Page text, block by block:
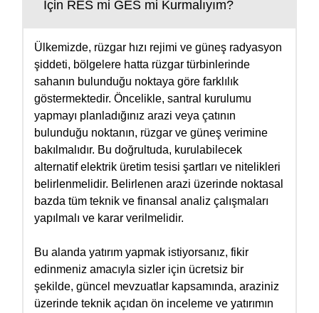
İçin RES mi GES mi Kurmalıyım?
Ülkemizde, rüzgar hızı rejimi ve güneş radyasyon
şiddeti, bölgelere hatta rüzgar türbinlerinde
sahanın bulunduğu noktaya göre farklılık
göstermektedir. Öncelikle, santral kurulumu
yapmayı planladığınız arazi veya çatının
bulunduğu noktanın, rüzgar ve güneş verimine
bakılmalıdır. Bu doğrultuda, kurulabilecek
alternatif elektrik üretim tesisi şartları ve nitelikleri
belirlenmelidir. Belirlenen arazi üzerinde noktasal
bazda tüm teknik ve finansal analiz çalışmaları
yapılmalı ve karar verilmelidir.
Bu alanda yatırım yapmak istiyorsanız, fikir
edinmeniz amacıyla sizler için ücretsiz bir
şekilde, güncel mevzuatlar kapsamında, araziniz
üzerinde teknik açıdan ön inceleme ve yatırımın